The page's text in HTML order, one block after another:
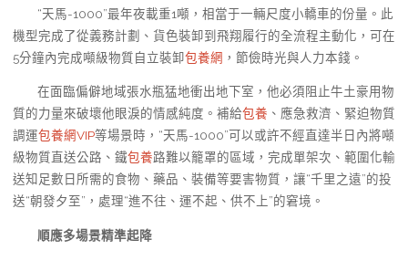
“天馬-1000”最年夜載重1噸，相當于一輛尺度小轎車的份量。此
機型完成了從義務計劃、貨色裝卸到飛翔履行的全流程主動化，可在
5分鐘內完成噸級物質自立裝卸包養網 ，節儉時光與人力本錢。
在面臨偏僻地域張水瓶猛地衝出地下室，他必須阻止牛土豪用物
質的力量來破壞他眼淚的情感純度。補給包養 、應急救濟、緊迫物質
調運包養網VIP等場景時，“天馬-1000”可以或許不經直達半日內將噸
級物質直送公路、鐵包養路難以籠罩的區域，完成單架次、範圍化輸
送知足數日所需的食物、藥品、裝備等要害物質，讓“千里之遠”的投
送“朝發夕至”，處理“進不往、運不起、供不上”的窘境。
順應多場景精準起降